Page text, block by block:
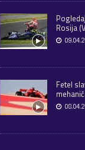
Rosija
Fetel